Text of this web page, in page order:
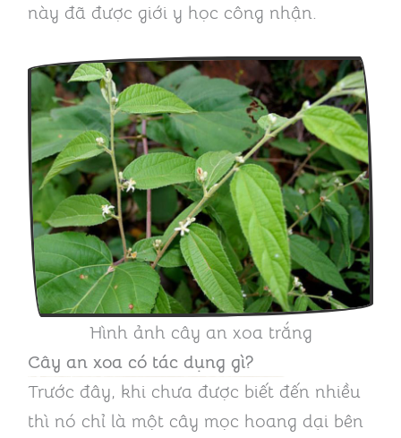
này đã được giới y học công nhận.
Hình ảnh cây an xoa trắng
Cây an xoa có tác dụng gì?
Trước đây, khi chưa được biết đến nhiều
thì nó chỉ là một cây mọc hoang dại bên